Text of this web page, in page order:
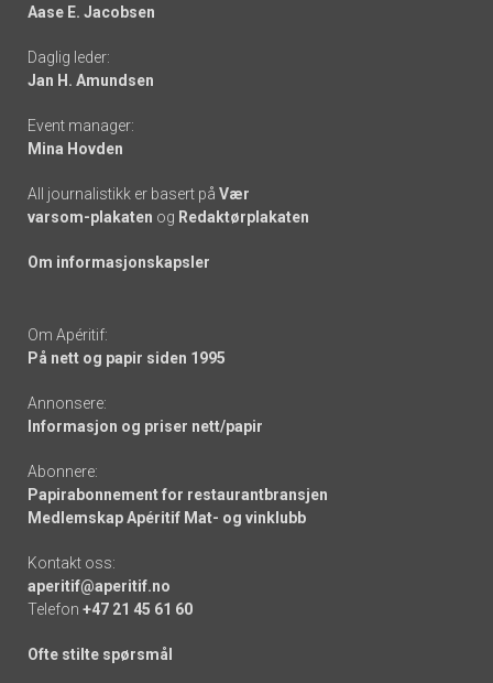
-
links
Aase E. Jacobsen
Daglig leder:
Jan H. Amundsen
Event manager:
Mina Hovden
All journalistikk er basert på Vær
varsom-plakaten og Redaktørplakaten
Om informasjonskapsler
Om Apéritif:
På nett og papir siden 1995
Annonsere:
Informasjon og priser nett/papir
Abonnere:
Papirabonnement for restaurantbransjen
Medlemskap Apéritif Mat- og vinklubb
Kontakt oss:
aperitif@aperitif.no
Telefon +47 21 45 61 60
Ofte stilte spørsmål